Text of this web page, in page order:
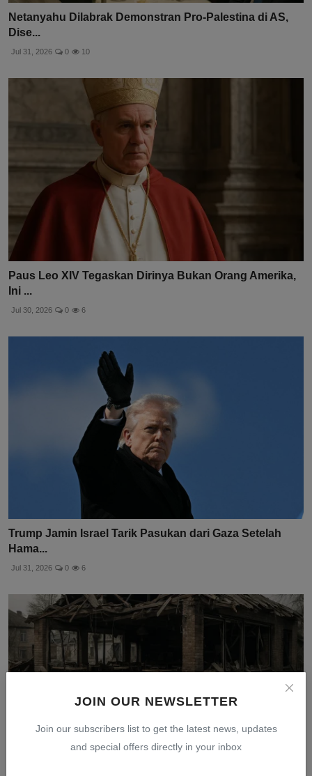
JOIN OUR NEWSLETTER
Join our subscribers list to get the latest news, updates
and special offers directly in your inbox
Netanyahu Dilabrak Demonstran Pro-Palestina di AS,
Dise...
Jul 31, 2026 0 10
Paus Leo XIV Tegaskan Dirinya Bukan Orang Amerika,
Ini ...
Jul 30, 2026 0 6
Trump Jamin Israel Tarik Pasukan dari Gaza Setelah
Hama...
Jul 31, 2026 0 6